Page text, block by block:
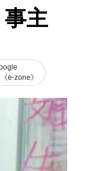
主
e-zone》